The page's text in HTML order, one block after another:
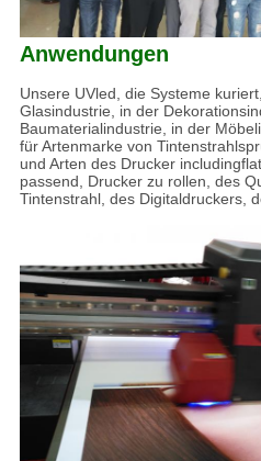
Anwendungen
Unsere UVled, die Systeme
Glasindustrie, in der
Baumaterialindustrie, in der
für Artenmarke von
und Arten des Drucker
passend, Drucker zu rollen, des
Tintenstrahl, des Digitaldruckers,